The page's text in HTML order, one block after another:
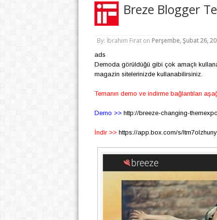
Breze Blogger
By: İbrahim Fırat on Perşembe, Şubat 26,
ads
Demoda görüldüğü gibi çok amaçlı
magazin sitelerinizde kullanabilirsiniz.
Temanın demo ve indirme bağlantıları
Demo >>http://breeze-changing-
İndir >>https://app.box.com/s/